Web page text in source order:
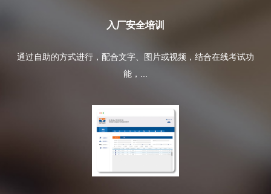
入厂安全培训
通过自助的方式进行，配合文字、图片或视频，结合在线考试功
能，...